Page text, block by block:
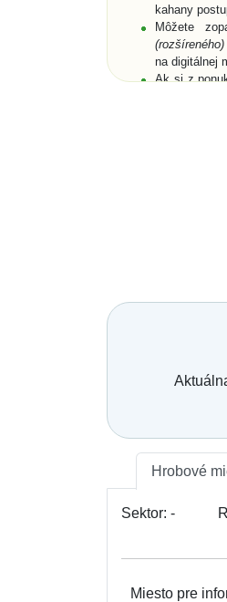
kahany
Môžete
na digitálnej
Ak si z
Hrobové
Sektor: -
Miesto pre